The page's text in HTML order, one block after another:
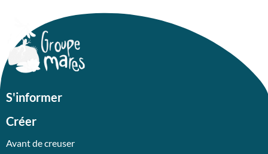
S'informer
Créer
Avant de creuser